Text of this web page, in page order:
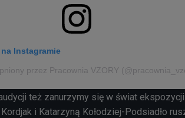
Instagramie
przez Pracownia VZORY
też zanurzymy się w świat
i Katarzyną Kołodziej-Podsiadło